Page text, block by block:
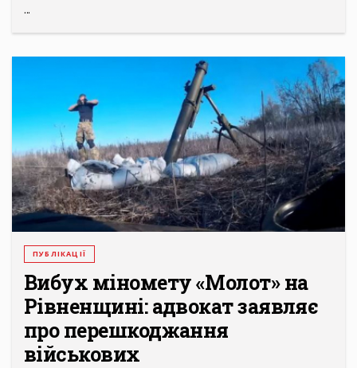
...
ПУБЛІКАЦІЇ
Вибух міномету «Молот» на
Рівненщині: адвокат заявляє
про перешкоджання
військових